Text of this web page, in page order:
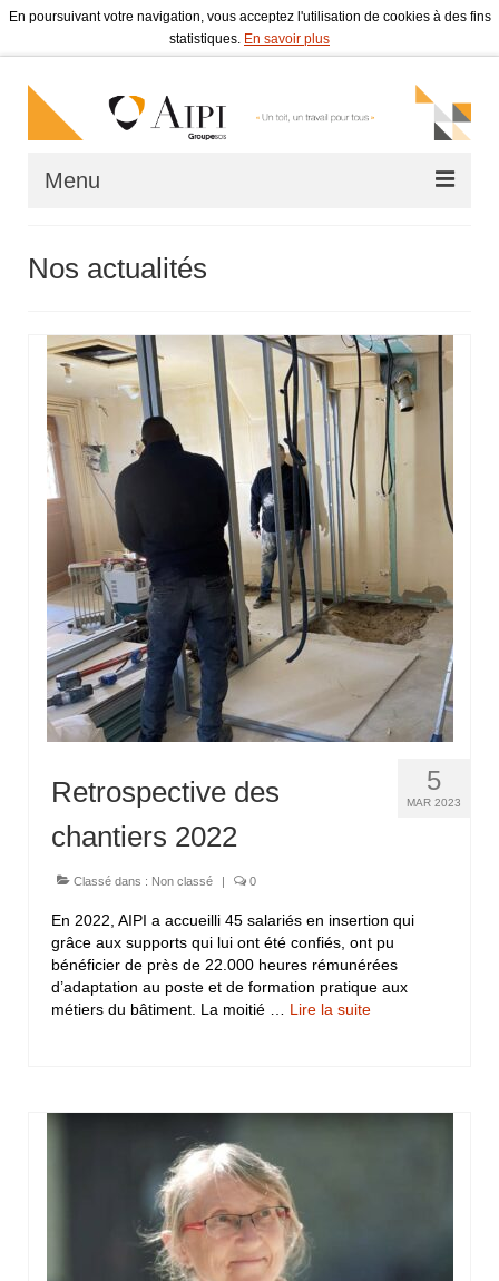
En poursuivant votre navigation, vous acceptez l'utilisation de cookies à des fins
statistiques. En savoir plus
Menu
Bail à réhabilitation
Chantier d’insertion en bâtiment
Lutte contre l’habitat indigne
Actualités
Contactez-nous
Nos actualités
5
MAR 2023
Retrospective des
chantiers 2022
Classé dans : Non classé | 0
En 2022, AIPI a accueilli 45 salariés en insertion qui
grâce aux supports qui lui ont été confiés, ont pu
bénéficier de près de 22.000 heures rémunérées
d’adaptation au poste et de formation pratique aux
métiers du bâtiment. La moitié … Lire la suite­­